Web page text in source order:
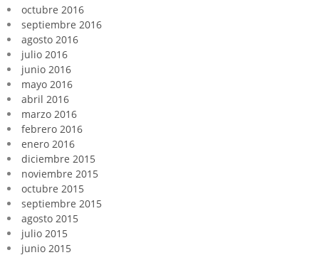
octubre 2016
septiembre 2016
agosto 2016
julio 2016
junio 2016
mayo 2016
abril 2016
marzo 2016
febrero 2016
enero 2016
diciembre 2015
noviembre 2015
octubre 2015
septiembre 2015
agosto 2015
julio 2015
junio 2015